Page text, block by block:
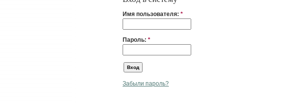
Имя пользователя: *
Пароль: *
Забыли пароль?